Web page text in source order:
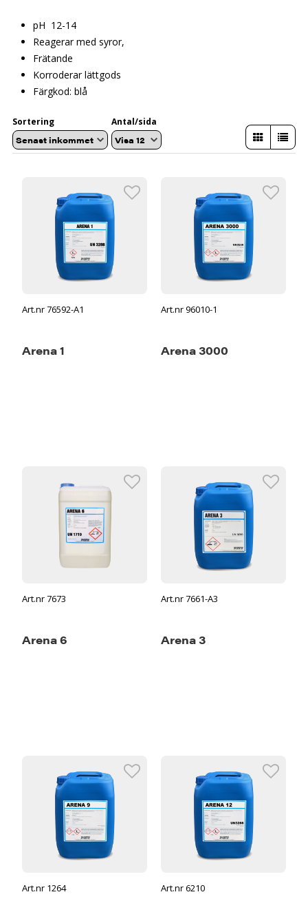
pH 12-14
Reagerar med syror,
Frätande
Korroderar lättgods
Färgkod: blå
Sortering Antal/sida
Art.nr 76592-A1
Arena 1
Art.nr 96010-1
Arena 3000
Art.nr 7673
Arena 6
Art.nr 7661-A3
Arena 3
Art.nr 1264 Art.nr 6210